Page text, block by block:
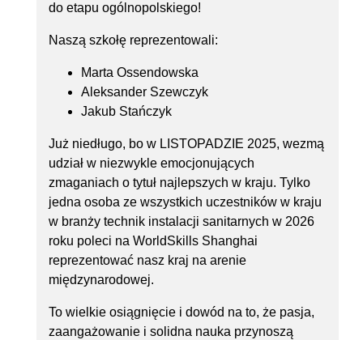
do etapu ogólnopolskiego!
Naszą szkołę reprezentowali:
Marta Ossendowska
Aleksander Szewczyk
Jakub Stańczyk
Już niedługo, bo w LISTOPADZIE 2025, wezmą
udział w niezwykle emocjonujących
zmaganiach o tytuł najlepszych w kraju. Tylko
jedna osoba ze wszystkich uczestników w kraju
w branży technik instalacji sanitarnych w 2026
roku poleci na WorldSkills Shanghai
reprezentować nasz kraj na arenie
międzynarodowej.
To wielkie osiągnięcie i dowód na to, że pasja,
zaangażowanie i solidna nauka przynoszą